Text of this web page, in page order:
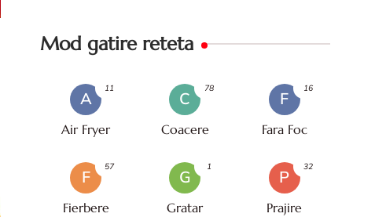
Mod gatire reteta
A
Air Fryer
11
C
Coacere
78
F
Fara Foc
16
F
Fierbere
57
G
Gratar
1
P
Prajire
32